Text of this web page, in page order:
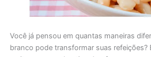
Você já pensou em quantas maneiras
branco pode transformar suas refeições?